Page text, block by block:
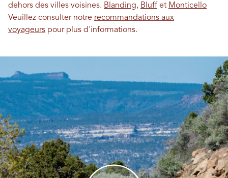
dehors des villes voisines. Blanding, Bluff et Monticello
Veuillez consulter notre recommandations aux
voyageurs pour plus d'informations.